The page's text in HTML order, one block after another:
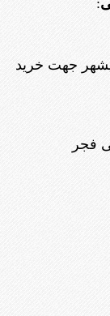
جهت خرید
فجر